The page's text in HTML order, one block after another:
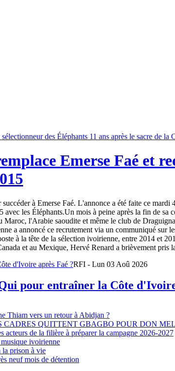
Emerse Faé et
à Emerse Faé. L'annonce a été faite ce
les Éléphants.Un mois à peine après la fin de
l'Arabie saoudite et même le club de
a annoncé ce recrutement via un communiqué sur
à la tête de la sélection ivoirienne, entre 2014 et
et au Mexique, Hervé Renard a brièvement pris
RFI - Lun 03 Aoû 2026
pour entraîner la Côte
Thiam vers un retour à Abidjan ?
CADRES QUITTENT GBAGBO POUR DON
de la filière à préparer la campagne 2026-2027
ivoirienne
la prison à vie
neuf mois de détention